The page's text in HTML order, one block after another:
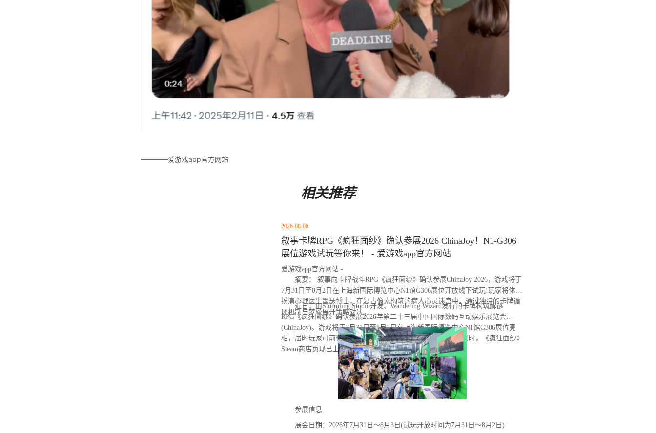
————爱游戏app官方网站
相关推荐
2026-08-06
叙事卡牌RPG《疯狂面纱》确认参展2026 ChinaJoy！N1-G306
展位游戏试玩等你来！ - 爱游戏app官方网站
爱游戏app官方网站 -
摘要： 叙事向卡牌战斗RPG《疯狂面纱》确认参展ChinaJoy 2026，游戏将于
7月31日至8月2日在上海新国际博览中心N1馆G306展位开放线下试玩!玩家将体验
扮演心理医生墨瑟博士，在复古像素构筑的病人心灵迷宫中，通过独特的卡牌循
环机制与梦魇展开策略对决。
近日，由Stormling Studio开发、Wandering Wizard发行的卡牌构筑解谜
RPG《疯狂面纱》确认参展2026年第二十三届中国国际数码互动娱乐展览会
(ChinaJoy)。游戏将于7月31日至8月2日在上海新国际博览中心N1馆G306展位亮
相，届时玩家可前往蜗牛游戏展台亲身体验试玩Demo。与此同时，《疯狂面纱》
Steam商店页现已上线，玩家可提前加入愿望单。
参展信息
展会日期：2026年7月31日～8月3日(试玩开放时间为7月31日～8月2日)